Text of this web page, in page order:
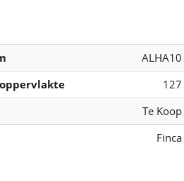
ALHA10
127
Te Koop
Finca